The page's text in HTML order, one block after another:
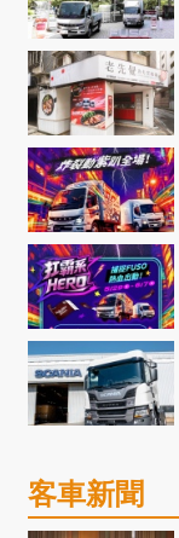
客車新聞